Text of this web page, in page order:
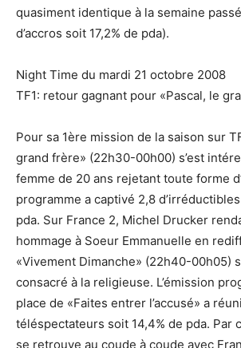
quasiment identique à la semaine
d’accros soit 17,2% de pda).
Night Time du mardi 21 octobre 2008
TF1: retour gagnant pour «Pascal, le
Pour sa 1ère mission de la saison sur
grand frère» (22h30-00h00) s’est
femme de 20 ans rejetant toute forme
programme a captivé 2,8
pda. Sur France 2, Michel Drucker
hommage à Soeur Emmanuelle en
«Vivement Dimanche» (22h40-00h05)
consacré à la religieuse. L’émission
place de «Faites entrer l’accusé» a
téléspectateurs soit 14,4% de pda. Par
se retrouve au coude à coude avec